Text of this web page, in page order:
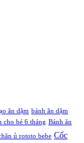
ăn dặm bánh ăn dặm
cho bé 6 tháng Bánh ăn
ủ rototo bebe Cốc